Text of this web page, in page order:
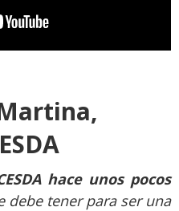
hace unos pocos
debe tener para ser una